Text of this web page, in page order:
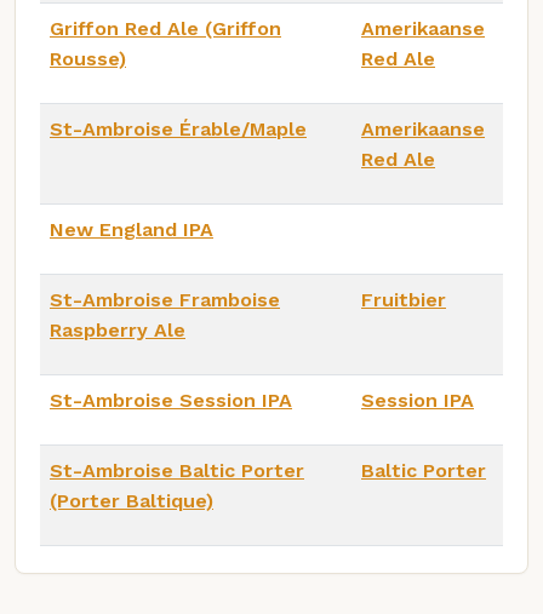
Griffon Red Ale (Griffon
Rousse)
Amerikaanse
Red Ale
St-Ambroise Érable/Maple
Amerikaanse
Red Ale
New England IPA
St-Ambroise Framboise
Raspberry Ale
Fruitbier
St-Ambroise Session IPA Session IPA
St-Ambroise Baltic Porter
(Porter Baltique)
Baltic Porter